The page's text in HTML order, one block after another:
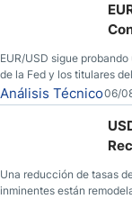
EUR/USD sigue
de la Fed y los titulares
convicción real.
Análisis Técnico06/
Una reducción de tasas
inminentes están